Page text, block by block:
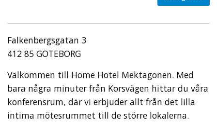
Falkenbergsgatan 3
412 85 GÖTEBORG
Välkommen till Home Hotel Mektagonen. Med
bara några minuter från Korsvägen hittar du våra
konferensrum, där vi erbjuder allt från det lilla
intima mötesrummet till de större lokalerna.